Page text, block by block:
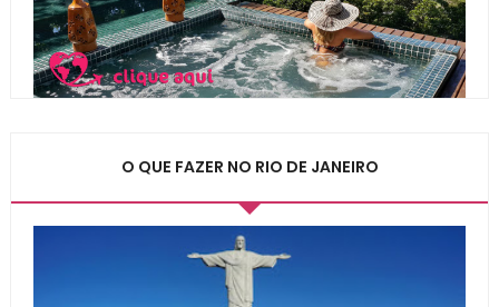
O QUE FAZER NO RIO DE JANEIRO